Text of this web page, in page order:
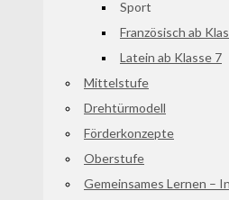
Sport
Französisch ab
Latein ab Klasse 7
Mittelstufe
Drehtürmodell
Förderkonzepte
Oberstufe
Gemeinsames Lernen –